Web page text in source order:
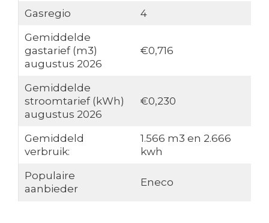
Gasregio
4
Gemiddelde
gastarief (m3)
augustus 2026
€0,716
Gemiddelde
stroomtarief (kWh)
augustus 2026
€0,230
Gemiddeld
verbruik:
1.566 m3 en 2.666
kwh
Populaire
aanbieder
Eneco